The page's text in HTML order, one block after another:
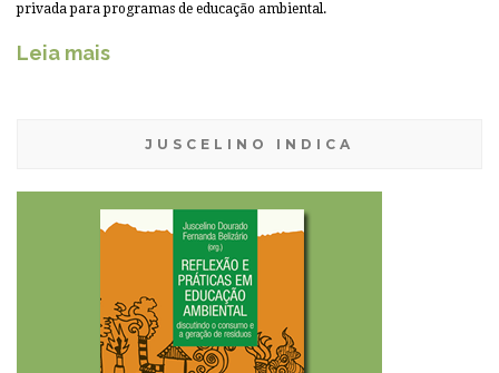
privada para programas de educação ambiental.
Leia mais
JUSCELINO INDICA